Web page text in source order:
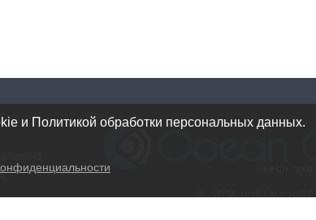
© 2026 OCEAN CHIPS
и Политикой обработки персональных данных.